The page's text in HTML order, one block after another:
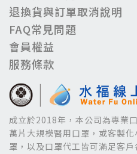
退換貨與訂單取消說明
FAQ常見問題
會員權益
服務條款
成立於2018年，本公司為專業
萬片大規模醫用口罩，或客製
罩，以及口罩代工皆可滿足客戶